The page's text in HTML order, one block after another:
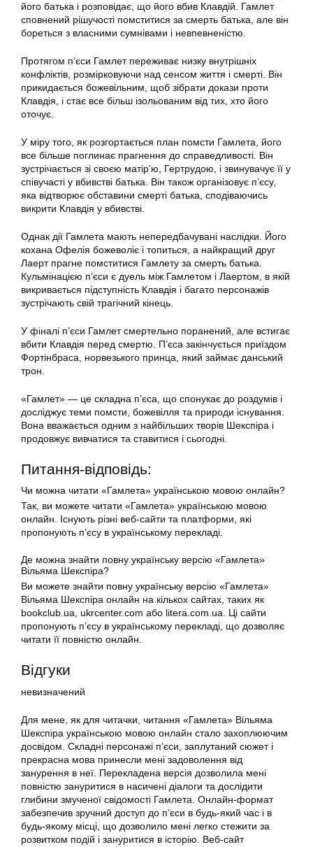
його батька і розповідає, що його вбив Клавдій. Гамлет
сповнений рішучості помститися за смерть батька, але він
бореться з власними сумнівами і невпевненістю.
Протягом п’єси Гамлет переживає низку внутрішніх
конфліктів, розмірковуючи над сенсом життя і смерті. Він
прикидається божевільним, щоб зібрати докази проти
Клавдія, і стає все більш ізольованим від тих, хто його
оточує.
У міру того, як розгортається план помсти Гамлета, його
все більше поглинає прагнення до справедливості. Він
зустрічається зі своєю матір’ю, Гертрудою, і звинувачує її у
співучасті у вбивстві батька. Він також організовує п’єсу,
яка відтворює обставини смерті батька, сподіваючись
викрити Клавдія у вбивстві.
Однак дії Гамлета мають непередбачувані наслідки. Його
кохана Офелія божеволіє і топиться, а найкращий друг
Лаерт прагне помститися Гамлету за смерть батька.
Кульмінацією п’єси є дуель між Гамлетом і Лаертом, в якій
викривається підступність Клавдія і багато персонажів
зустрічають свій трагічний кінець.
У фіналі п’єси Гамлет смертельно поранений, але встигає
вбити Клавдія перед смертю. П’єса закінчується приїздом
Фортінбраса, норвезького принца, який займає данський
трон.
«Гамлет» — це складна п’єса, що спонукає до роздумів і
досліджує теми помсти, божевілля та природи існування.
Вона вважається одним з найбільших творів Шекспіра і
продовжує вивчатися та ставитися і сьогодні.
Питання-відповідь:
Чи можна читати «Гамлета» українською мовою онлайн?
Так, ви можете читати «Гамлета» українською мовою
онлайн. Існують різні веб-сайти та платформи, які
пропонують п’єсу в українському перекладі.
Де можна знайти повну українську версію «Гамлета»
Вільяма Шекспіра?
Ви можете знайти повну українську версію «Гамлета»
Вільяма Шекспіра онлайн на кількох сайтах, таких як
bookclub.ua, ukrcenter.com або litera.com.ua. Ці сайти
пропонують п’єсу в українському перекладі, що дозволяє
читати її повністю онлайн.
Відгуки
невизначений
Для мене, як для читачки, читання «Гамлета» Вільяма
Шекспіра українською мовою онлайн стало захоплюючим
досвідом. Складні персонажі п’єси, заплутаний сюжет і
прекрасна мова принесли мені задоволення від
занурення в неї. Перекладена версія дозволила мені
повністю зануритися в насичені діалоги та дослідити
глибини змученої свідомості Гамлета. Онлайн-формат
забезпечив зручний доступ до п’єси в будь-який час і в
будь-якому місці, що дозволило мені легко стежити за
розвитком подій і зануритися в історію. Веб-сайт